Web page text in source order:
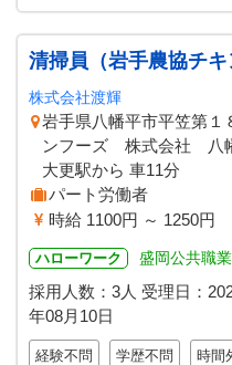
清掃員（岩手農協チキ
株式会社渡輝
岩手県八幡平市平笠第
ンフーズ 株式会社 八
大更駅から 車11分
パート労働者
時給 1100円 ～ 1250円
ハローワーク 盛岡公共職
採用人数：3人 受理日：
年08月10日
経験不問 学歴不問 時間